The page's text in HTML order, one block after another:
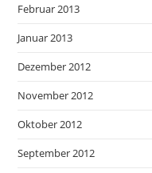
Februar 2013
Januar 2013
Dezember 2012
November 2012
Oktober 2012
September 2012